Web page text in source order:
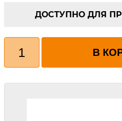
ДОСТУПНО ДЛЯ
Количество
товара
JET
В